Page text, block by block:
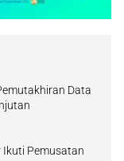
Data
Ikuti Pemusatan